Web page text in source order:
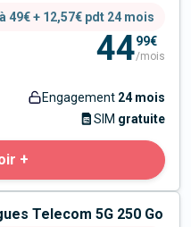
49€ + 12,57€ pdt 24 mois
4499€
/mois
Engagement 24 mois
SIM gratuite
+
Telecom 5G 250 Go